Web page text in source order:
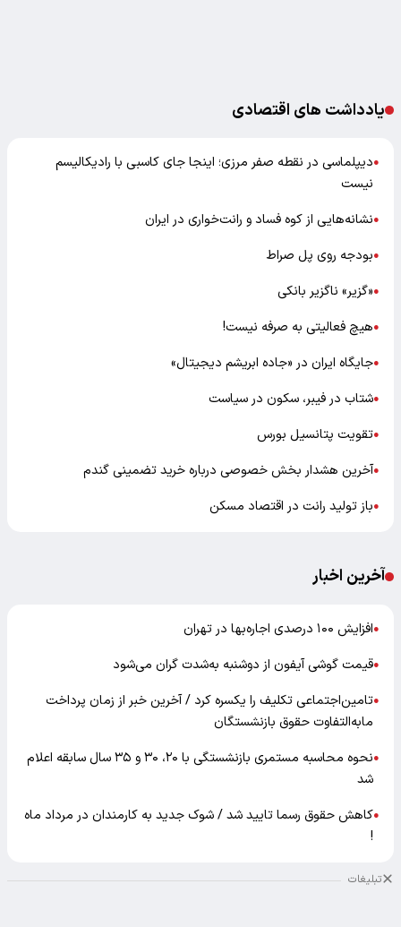
یادداشت های اقتصادی
●دیپلماسی در نقطه صفر مرزی؛ اینجا جای کاسبی با رادیکالیسم
نیست
●نشانه‌هایی از کوه فساد و رانت‌خواری در ایران
●بودجه روی پل صراط
●«گزیر» ناگزیر بانکی
●هیچ فعالیتی به صرفه نیست!
●جایگاه ایران در «جاده ابریشم دیجیتال»
●شتاب در فیبر، سکون در سیاست
●تقویت پتانسیل بورس
●آخرین هشدار بخش خصوصی درباره خرید تضمینی گندم
●باز تولید رانت در اقتصاد مسکن
آخرین اخبار
●افزایش ۱۰۰ درصدی اجاره‌بها در تهران
●قیمت گوشی آیفون از دوشنبه به‌شدت گران‌ می‌شود
●تامین‌اجتماعی تکلیف را یکسره کرد / آخرین خبر از زمان پرداخت
مابه‌التفاوت حقوق بازنشستگان
●
نحوه محاسبه مستمری بازنشستگی با ۲۰، ۳۰ و ۳۵ سال سابقه اعلام
شد
●کاهش حقوق رسما تایید شد / شوک جدید به کارمندان در مرداد ماه
!
تبلیغات